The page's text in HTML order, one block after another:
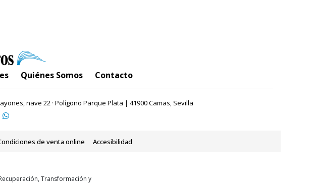
Quiénes Somos Contacto
nave 22 · Polígono Parque Plata | 41900 Camas, Sevilla
de venta online Accesibilidad
Transformación y